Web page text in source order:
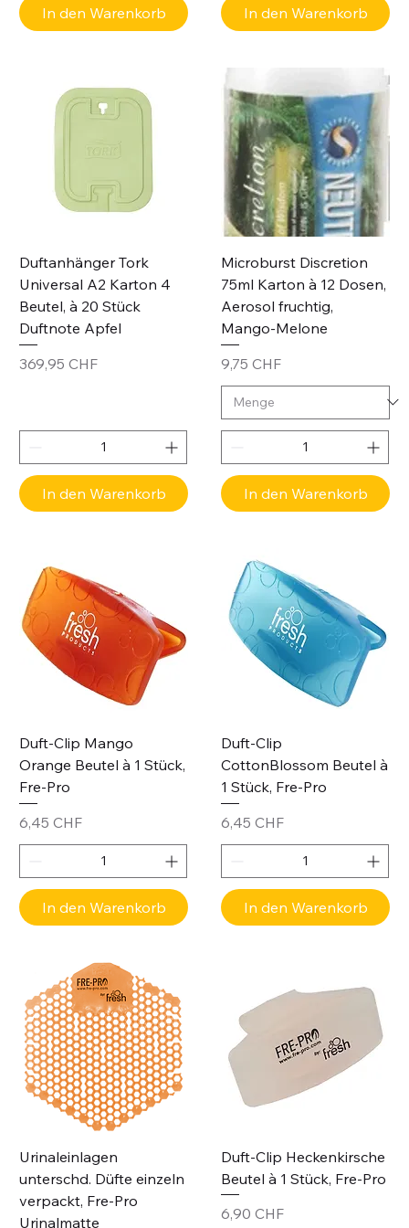
In den Warenkorb In den Warenkorb
Duftanhänger Tork
Universal A2 Karton 4
Beutel, à 20 Stück
Duftnote Apfel
Preis
369,95 CHF
In den Warenkorb
Microburst Discretion
75ml Karton à 12 Dosen,
Aerosol fruchtig,
Mango-Melone
Preis
9,75 CHF
In den Warenkorb
Duft-Clip Mango
Orange Beutel à 1 Stück,
Fre-Pro
Preis
6,45 CHF
In den Warenkorb
Duft-Clip
CottonBlossom Beutel à
1 Stück, Fre-Pro
Preis
6,45 CHF
In den Warenkorb
Urinaleinlagen
unterschd. Düfte einzeln
verpackt, Fre-Pro
Urinalmatte
Duft-Clip Heckenkirsche
Beutel à 1 Stück, Fre-Pro
Preis
6,90 CHF